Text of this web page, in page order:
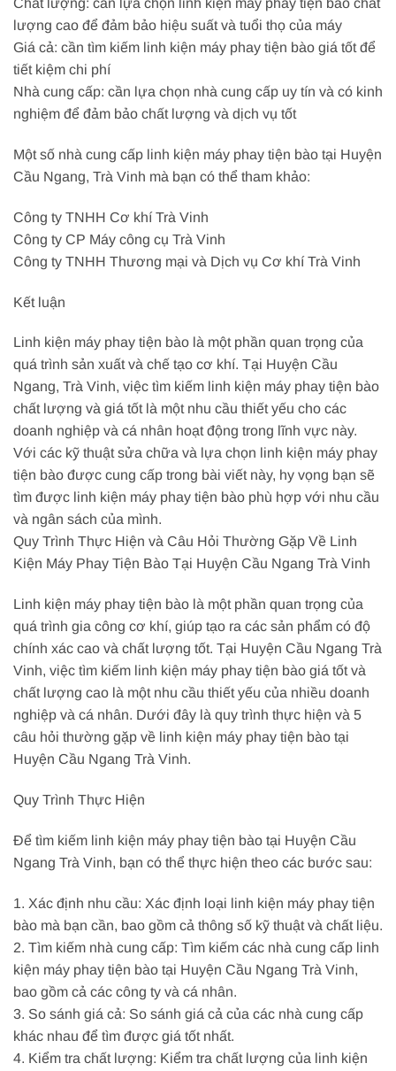
Chất lượng: cần lựa chọn linh kiện máy phay tiện bào chất
lượng cao để đảm bảo hiệu suất và tuổi thọ của máy
Giá cả: cần tìm kiếm linh kiện máy phay tiện bào giá tốt để
tiết kiệm chi phí
Nhà cung cấp: cần lựa chọn nhà cung cấp uy tín và có kinh
nghiệm để đảm bảo chất lượng và dịch vụ tốt
Một số nhà cung cấp linh kiện máy phay tiện bào tại Huyện
Cầu Ngang, Trà Vinh mà bạn có thể tham khảo:
Công ty TNHH Cơ khí Trà Vinh
Công ty CP Máy công cụ Trà Vinh
Công ty TNHH Thương mại và Dịch vụ Cơ khí Trà Vinh
Kết luận
Linh kiện máy phay tiện bào là một phần quan trọng của
quá trình sản xuất và chế tạo cơ khí. Tại Huyện Cầu
Ngang, Trà Vinh, việc tìm kiếm linh kiện máy phay tiện bào
chất lượng và giá tốt là một nhu cầu thiết yếu cho các
doanh nghiệp và cá nhân hoạt động trong lĩnh vực này.
Với các kỹ thuật sửa chữa và lựa chọn linh kiện máy phay
tiện bào được cung cấp trong bài viết này, hy vọng bạn sẽ
tìm được linh kiện máy phay tiện bào phù hợp với nhu cầu
và ngân sách của mình.
Quy Trình Thực Hiện và Câu Hỏi Thường Gặp Về Linh
Kiện Máy Phay Tiện Bào Tại Huyện Cầu Ngang Trà Vinh
Linh kiện máy phay tiện bào là một phần quan trọng của
quá trình gia công cơ khí, giúp tạo ra các sản phẩm có độ
chính xác cao và chất lượng tốt. Tại Huyện Cầu Ngang Trà
Vinh, việc tìm kiếm linh kiện máy phay tiện bào giá tốt và
chất lượng cao là một nhu cầu thiết yếu của nhiều doanh
nghiệp và cá nhân. Dưới đây là quy trình thực hiện và 5
câu hỏi thường gặp về linh kiện máy phay tiện bào tại
Huyện Cầu Ngang Trà Vinh.
Quy Trình Thực Hiện
Để tìm kiếm linh kiện máy phay tiện bào tại Huyện Cầu
Ngang Trà Vinh, bạn có thể thực hiện theo các bước sau:
1. Xác định nhu cầu: Xác định loại linh kiện máy phay tiện
bào mà bạn cần, bao gồm cả thông số kỹ thuật và chất liệu.
2. Tìm kiếm nhà cung cấp: Tìm kiếm các nhà cung cấp linh
kiện máy phay tiện bào tại Huyện Cầu Ngang Trà Vinh,
bao gồm cả các công ty và cá nhân.
3. So sánh giá cả: So sánh giá cả của các nhà cung cấp
khác nhau để tìm được giá tốt nhất.
4. Kiểm tra chất lượng: Kiểm tra chất lượng của linh kiện